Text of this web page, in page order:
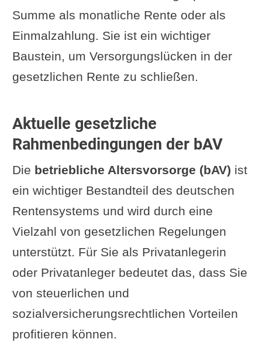
Summe als monatliche Rente oder als
Einmalzahlung. Sie ist ein wichtiger
Baustein, um Versorgungslücken in der
gesetzlichen Rente zu schließen.
Aktuelle gesetzliche
Rahmenbedingungen der bAV
Die betriebliche Altersvorsorge (bAV) ist
ein wichtiger Bestandteil des deutschen
Rentensystems und wird durch eine
Vielzahl von gesetzlichen Regelungen
unterstützt. Für Sie als Privatanlegerin
oder Privatanleger bedeutet das, dass Sie
von steuerlichen und
sozialversicherungsrechtlichen Vorteilen
profitieren können.